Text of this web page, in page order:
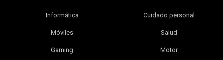
Informática
Móviles
Gaming
Cuidado personal
Salud
Motor